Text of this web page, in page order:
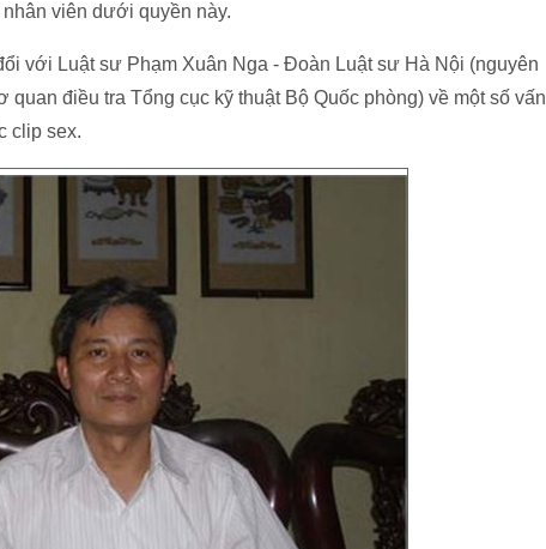
viên dưới quyền này.
với Luật sư Phạm Xuân Nga - Đoàn Luật sư Hà Nội (nguyên
điều tra Tổng cục kỹ thuật Bộ Quốc phòng) về một số vấn
clip sex.